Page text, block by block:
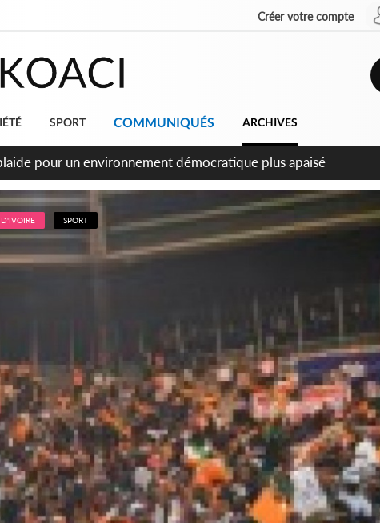
Créer votre compte
SPORT COMMUNIQUÉS ARCHIVES
seront disponibles à compter du samedi
SPORT